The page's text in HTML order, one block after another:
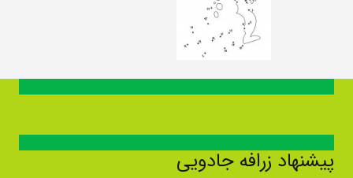
پیشنهاد زرافه جادویی